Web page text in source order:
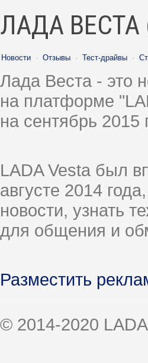
ЛАДА ВЕСТА
Новости · Отзывы · Тест-драйвы ·
Лада Веста - это
на платформе
на сентябрь
LADA Vesta был
августе 2014
новости, узнать
для общения и
Разместить
© 2014-2020